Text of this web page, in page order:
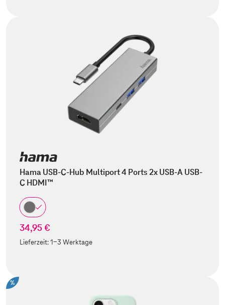
Hama USB-C-Hub Multiport 4 Ports 2x USB-A USB-
C HDMI™
34,95 €
Lieferzeit:1-3 Werktage
%